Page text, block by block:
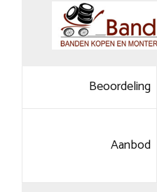
Beoordeling
Aanbod